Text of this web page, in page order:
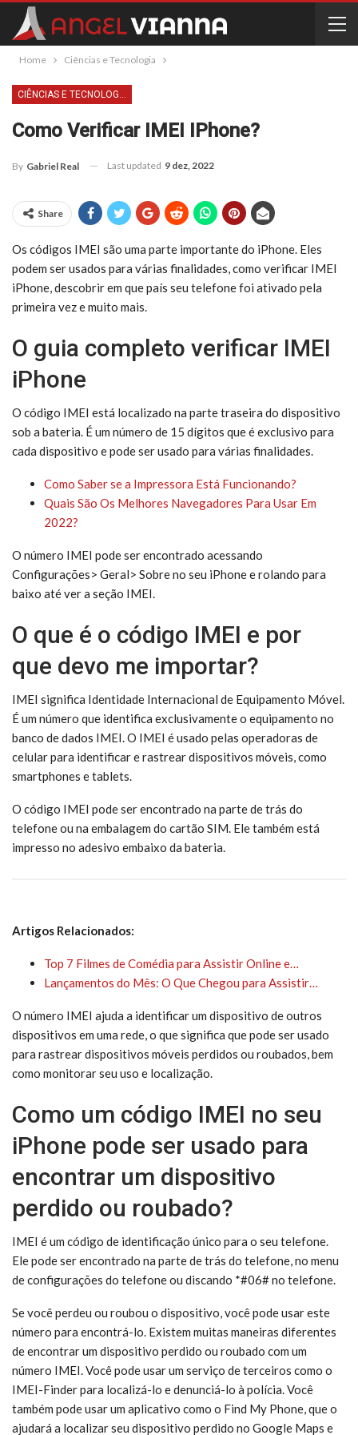
Home Ciências e Tecnologia
CIÊNCIAS E TECNOLOGIA
Como Verificar IMEI IPhone?
By Gabriel Real Last updated 9 dez, 2022
Share
Os códigos IMEI são uma parte importante do iPhone. Eles
podem ser usados para várias finalidades, como verificar IMEI
iPhone, descobrir em que país seu telefone foi ativado pela
primeira vez e muito mais.
O guia completo verificar IMEI
iPhone
O código IMEI está localizado na parte traseira do dispositivo
sob a bateria. É um número de 15 dígitos que é exclusivo para
cada dispositivo e pode ser usado para várias finalidades.
Como Saber se a Impressora Está Funcionando?
Quais São Os Melhores Navegadores Para Usar Em
2022?
O número IMEI pode ser encontrado acessando
Configurações> Geral> Sobre no seu iPhone e rolando para
baixo até ver a seção IMEI.
O que é o código IMEI e por
que devo me importar?
IMEI significa Identidade Internacional de Equipamento Móvel.
É um número que identifica exclusivamente o equipamento no
banco de dados IMEI. O IMEI é usado pelas operadoras de
celular para identificar e rastrear dispositivos móveis, como
smartphones e tablets.
O código IMEI pode ser encontrado na parte de trás do
telefone ou na embalagem do cartão SIM. Ele também está
impresso no adesivo embaixo da bateria.
Artigos Relacionados:
Top 7 Filmes de Comédia para Assistir Online e…
Lançamentos do Mês: O Que Chegou para Assistir…
O número IMEI ajuda a identificar um dispositivo de outros
dispositivos em uma rede, o que significa que pode ser usado
para rastrear dispositivos móveis perdidos ou roubados, bem
como monitorar seu uso e localização.
Como um código IMEI no seu
iPhone pode ser usado para
encontrar um dispositivo
perdido ou roubado?
IMEI é um código de identificação único para o seu telefone.
Ele pode ser encontrado na parte de trás do telefone, no menu
de configurações do telefone ou discando *#06# no telefone.
Se você perdeu ou roubou o dispositivo, você pode usar este
número para encontrá-lo. Existem muitas maneiras diferentes
de encontrar um dispositivo perdido ou roubado com um
número IMEI. Você pode usar um serviço de terceiros como o
IMEI-Finder para localizá-lo e denunciá-lo à polícia. Você
também pode usar um aplicativo como o Find My Phone, que o
ajudará a localizar seu dispositivo perdido no Google Maps e